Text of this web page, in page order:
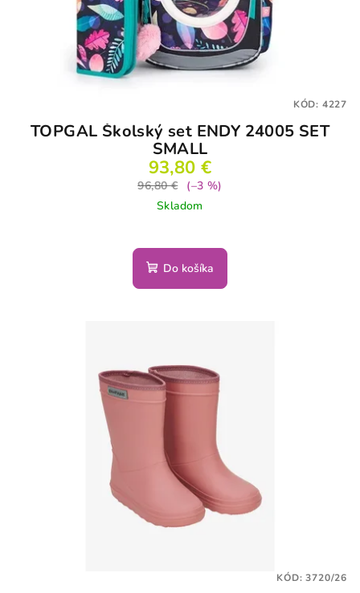
TOPGAL Školský set ENDY 24005 SET
SMALL
93,80 €
96,80 €
(–3 %)
Skladom
Do košíka
KÓD: 4227
KÓD:3720/26